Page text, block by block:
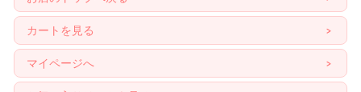
カートを見る
マイページへ